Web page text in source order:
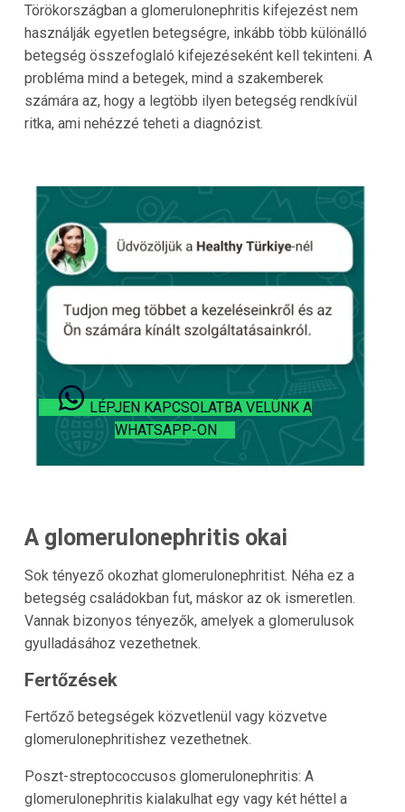
Törökországban a glomerulonephritis kifejezést nem
használják egyetlen betegségre, inkább több különálló
betegség összefoglaló kifejezéseként kell tekinteni. A
probléma mind a betegek, mind a szakemberek
számára az, hogy a legtöbb ilyen betegség rendkívül
ritka, ami nehézzé teheti a diagnózist.
LÉPJEN KAPCSOLATBA VELÜNK A
WHATSAPP-ON
A glomerulonephritis okai
Sok tényező okozhat glomerulonephritist. Néha ez a
betegség családokban fut, máskor az ok ismeretlen.
Vannak bizonyos tényezők, amelyek a glomerulusok
gyulladásához vezethetnek.
Fertőzések
Fertőző betegségek közvetlenül vagy közvetve
glomerulonephritishez vezethetnek.
Poszt-streptococcusos glomerulonephritis: A
glomerulonephritis kialakulhat egy vagy két héttel a